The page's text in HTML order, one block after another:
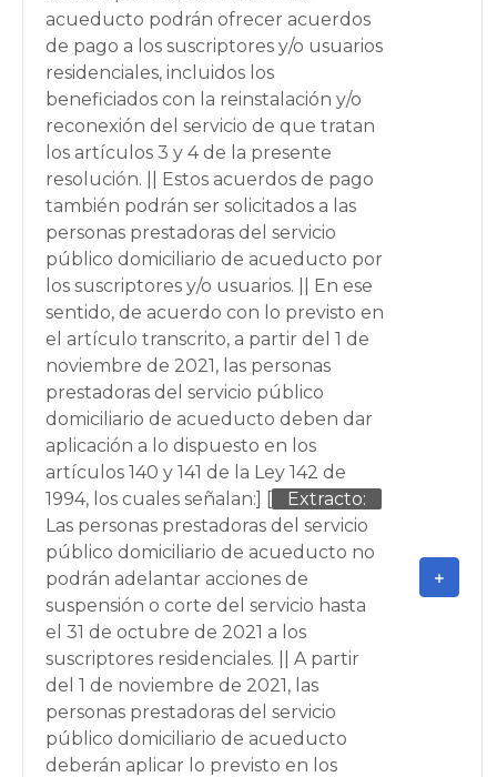
acueducto podrán ofrecer acuerdos
de pago a los suscriptores y/o usuarios
residenciales, incluidos los
beneficiados con la reinstalación y/o
reconexión del servicio de que tratan
los artículos 3 y 4 de la presente
resolución. || Estos acuerdos de pago
también podrán ser solicitados a las
personas prestadoras del servicio
público domiciliario de acueducto por
los suscriptores y/o usuarios. || En ese
sentido, de acuerdo con lo previsto en
el artículo transcrito, a partir del 1 de
noviembre de 2021, las personas
prestadoras del servicio público
domiciliario de acueducto deben dar
aplicación a lo dispuesto en los
artículos 140 y 141 de la Ley 142 de
1994, los cuales señalan:] [
Extracto:
Las personas prestadoras del servicio
público domiciliario de acueducto no
podrán adelantar acciones de
suspensión o corte del servicio hasta
el 31 de octubre de 2021 a los
suscriptores residenciales. || A partir
del 1 de noviembre de 2021, las
personas prestadoras del servicio
público domiciliario de acueducto
deberán aplicar lo previsto en los